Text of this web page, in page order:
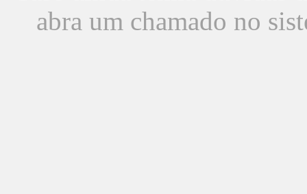
abra um chamado no